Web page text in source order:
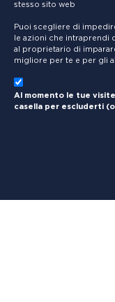
stesso sito web
Puoi scegliere di
le azioni che intraprendi
al proprietario di
migliore per te e per gli
Al momento le tue
casella per escluderti